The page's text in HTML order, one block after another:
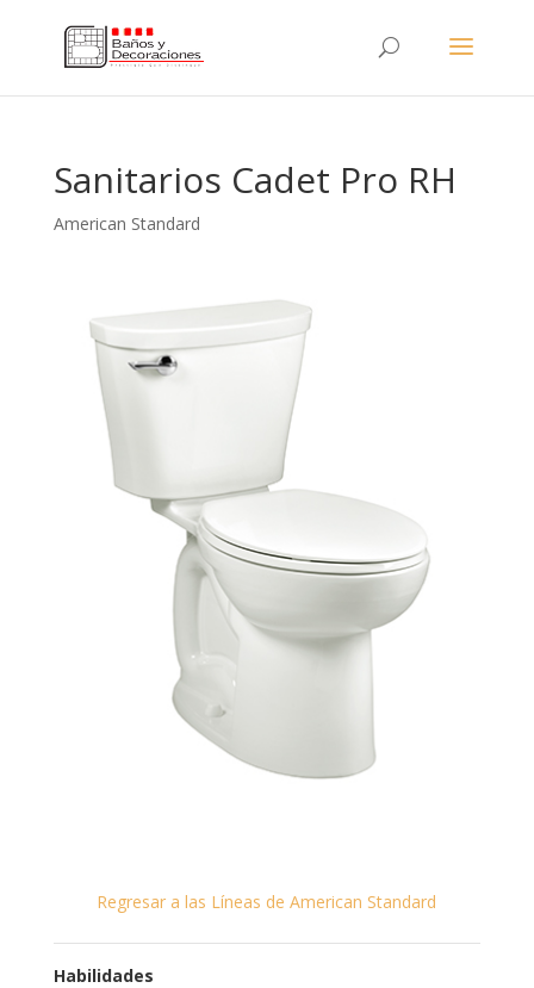
Sanitarios Cadet Pro RH
American Standard
Regresar a las Líneas de American Standard
Habilidades